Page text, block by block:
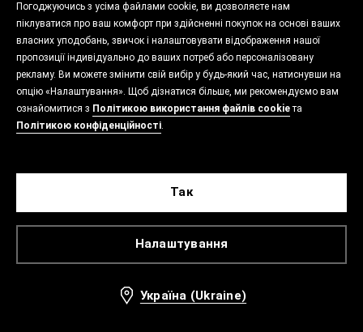
Погоджуючись з усіма файлами cookie, ви дозволяєте нам
піклуватися про ваш комфорт при здійсненні покупок на основі ваших
власних уподобань, звичок і налаштовувати відображення нашої
пропозиції індивідуально до ваших потреб або персоналізовану
рекламу. Ви можете змінити свій вибір у будь-який час, натиснувши на
опцію «Налаштування». Щоб дізнатися більше, ми рекомендуємо вам
ознайомитися з Політикою використання файлів cookieта
Політикою конфіденційності.
Налаштування
Так
Україна (Ukraine)